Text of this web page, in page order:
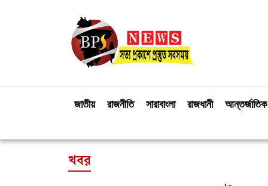
জাতীয় রাজনীতি সারাবাংলা রাজধানী আন্তর্জাতিক
খবর